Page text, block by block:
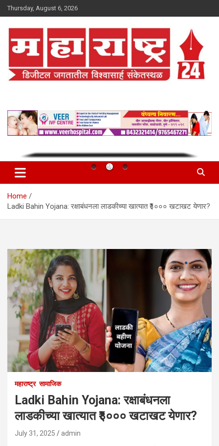
Skip
to
Thursday, August 6, 2026
Home
Ladki Bahin Yojana: रक्षाबंधनला लाडकीच्या खात्यात ₹३००० खटाखट येणार?
महाराष्ट्र सामाजिक
Ladki Bahin Yojana: रक्षाबंधनला
लाडकीच्या खात्यात ₹३००० खटाखट येणार?
July 31, 2025 admin